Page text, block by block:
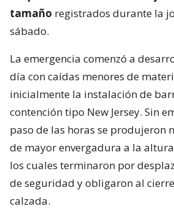
tamaño registrados durante la
sábado.
La emergencia comenzó a
día con caídas menores de
inicialmente la instalación de
contención tipo New Jersey. Sin
paso de las horas se produjeron
de mayor envergadura a la
los cuales terminaron por
de seguridad y obligaron al
calzada.